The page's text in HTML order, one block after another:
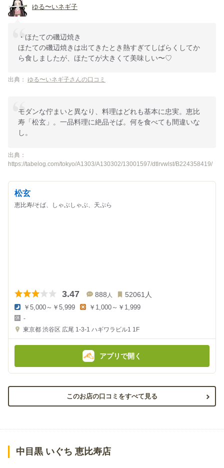
ゆる〜いネギ子
・ほたての磯辺焼き
ほたての磯辺焼きは出てきたとき熱すぎてしばらくしてか
ら食しましたが、ほたてが大きくて美味しい〜♡
出典： ゆる〜いネギ子さんの口コミ
モダンな佇まいと異なり、料理はどれも基本に忠実。恵比
寿「松玄」。一品料理に絶品そば。何を食べても間違いな
し。
出典：
https://tabelog.com/tokyo/A1303/A130302/13001597/dtlrvwlst/B224358419/
松玄
恵比寿/そば、しゃぶしゃぶ、天ぷら
3.47 888 人 52061 人
夜
の
金
￥5,000～￥5,999
金
￥1,000～￥1,999
-
東京都 渋谷区 広尾 1-3-1 ハギワラビル1 1F
アプリで開く
このお店の口コミをすべて見る
中目黒 いぐち 恵比寿店